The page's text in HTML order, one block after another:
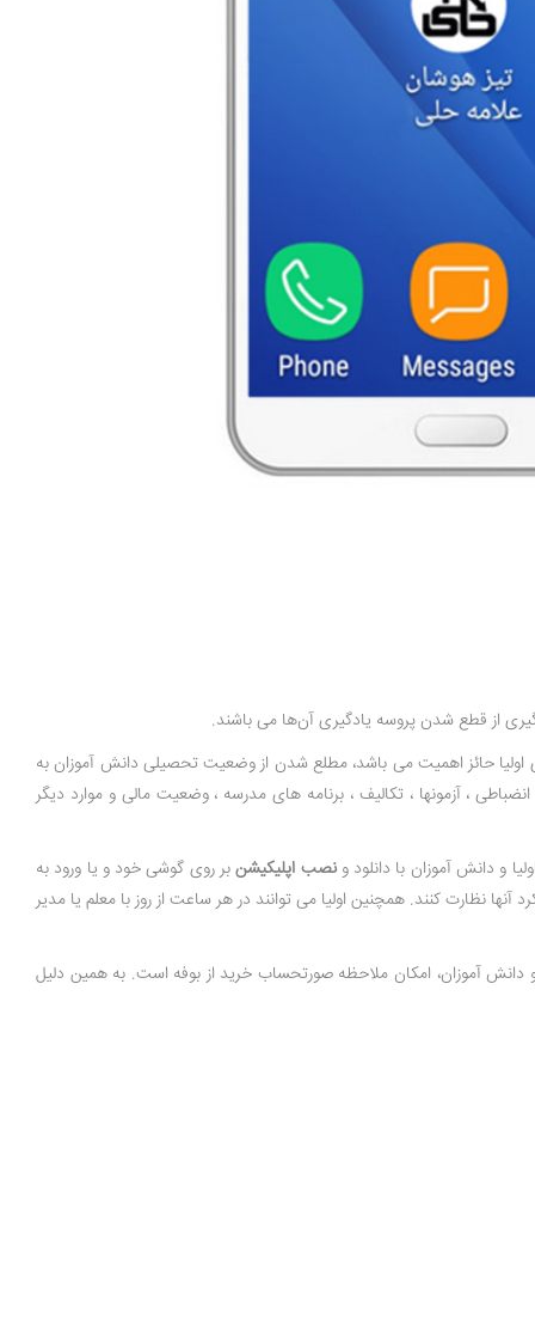
از قطع شدن پروسه یادگیری آن‌ها می باشند.
اولیا حائز اهمیت می باشد، مطلع شدن از وضعیت تحصیلی دانش آموزان به
، آزمونها ، تکالیف ، برنامه های مدرسه ، وضعیت مالی و موارد دیگر
و دانش آموزان با دانلود و نصب اپلیکیشنبر روی گوشی خود و یا ورود به
نظارت کنند. همچنین اولیا می توانند در هر ساعت از روز با معلم یا مدیر
دانش آموزان، امکان ملاحظه صورتحساب خرید از بوفه است. به همین دلیل